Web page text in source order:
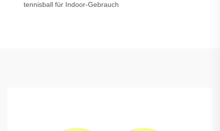
tennisball für Indoor-Gebrauch